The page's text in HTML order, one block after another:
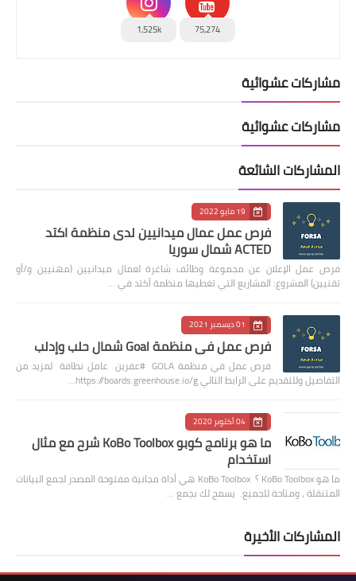
75,274
1,525k
مشاركات عشوائية
مشاركات عشوائية
المشاركات الشائعة
19 مايو 2022
فرص عمل عمال ميدانيين لدى منظمة اكتد
ACTED شمال سوريا
فرص عمل الإعلان عن مجموعة وظائف شاغرة لعمال ميدانيين (مهنيين و/أو
تقنيين) المشروع: المشاريع التي تغطيها منظمة أكتد في …
01 ديسمبر 2021
فرص عمل في منظمة Goal شمال حلب وإدلب
فرص عمل في منظمة GOLA #عفرين عامل نظافة لمزيد من
التفاصيل وللتقديم على الرابط التالي https://boards.greenhouse.io/g…
04 أكتوبر 2020
ما هو برنامج كوبو KoBo Toolbox شرح مع مثال
استخدام
ما هو KoBo Toolbox ؟ KoBo Toolbox هي أداة مجانية مفتوحة المصدر لجمع البيانات
المتنقلة ، ومتاحة للجميع. يسمح لك بجمع …
المشاركات الأخيرة